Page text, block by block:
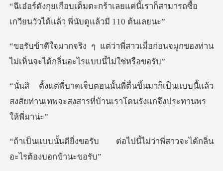
แค่นี้เราก็สามารถซื้อ
เกวียนวัวได้
สาวเมื่อก่อนจมูกของท่าน
ไม่เห็นจะ
ึ้นมาก็เป็นแบบนี้แล้ว
สงสัยท่านเทพจะสงสาร
ต่อไปนี้ไม่ว่าพี่สาวจะได้